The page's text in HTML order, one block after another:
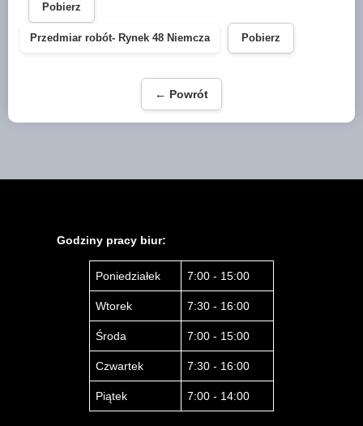
Pobierz
Przedmiar robót- Rynek 48 Niemcza Pobierz
← Powrót
Godziny pracy biur:
Poniedziałek 7:00 - 15:00
Wtorek 7:30 - 16:00
Środa 7:00 - 15:00
Czwartek 7:30 - 16:00
Piątek 7:00 - 14:00